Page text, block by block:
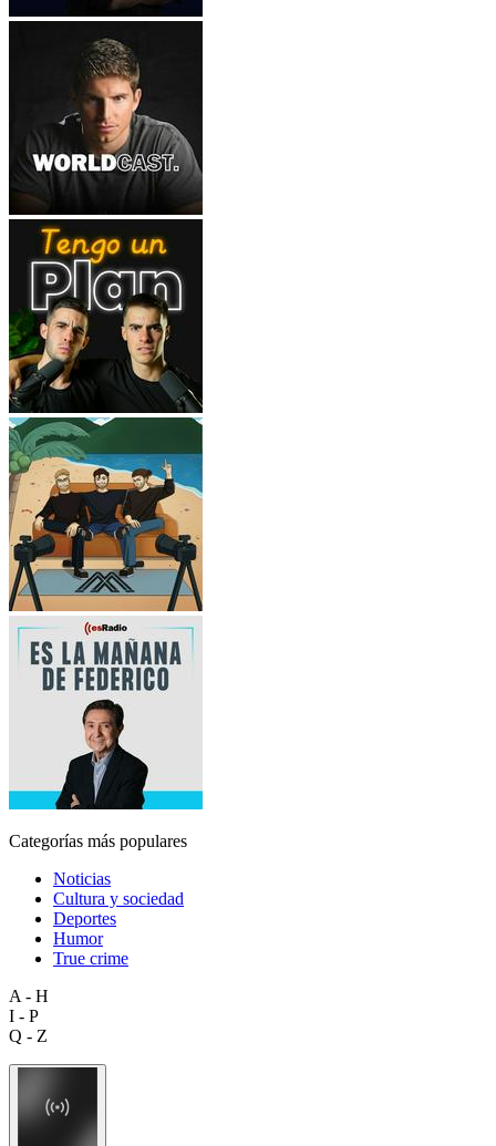
Categorías más populares
Noticias
Cultura y sociedad
Deportes
Humor
True crime
A - H
I - P
Q - Z